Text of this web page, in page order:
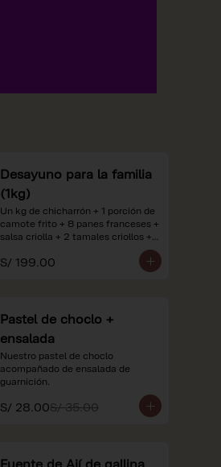
Desayuno para la familia
(1kg)
Un kg de chicharrón + 1 porción de
camote frito + 8 panes franceses +
salsa criolla + 2 tamales criollos +
consumo. Imágenes referenciales.
S/ 199.00
Pastel de choclo +
ensalada
Nuestro pastel de choclo
acompañado de ensalada de
guarnición.
S/ 28.00S/ 35.00
Fuente de Ají de gallina